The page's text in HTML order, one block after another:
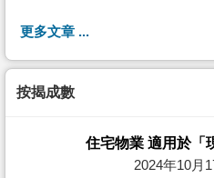
更多文章 ...
按揭成數
住宅物業 適用於「
2024年10月